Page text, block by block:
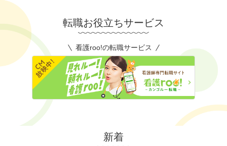
転職お役立ちサービス
看護roo!の転職サービス
新着